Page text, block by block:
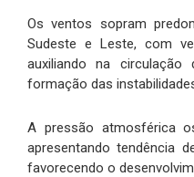
Os ventos sopram
Sudeste e Leste, com
auxiliando na
formação das
A pressão atmosférica
apresentando tendência
favorecendo o